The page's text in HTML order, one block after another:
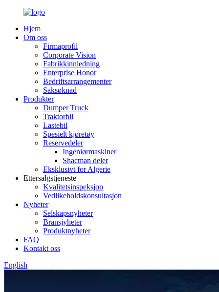
Hjem
Om oss
Firmaprofil
Corporate Vision
Fabrikkinnledning
Enterprise Honor
Bedriftsarrangementer
Saksøknad
Produkter
Dumper Truck
Traktorbil
Lastebil
Spesielt kjøretøy
Reservedeler
Ingeniørmaskiner
Shacman deler
Eksklusivt for Algerie
Ettersalgstjeneste
Kvalitetsinspeksjon
Vedlikeholdskonsultasjon
Nyheter
Selskapsnyheter
Bransjyheter
Produktnyheter
FAQ
Kontakt oss
English